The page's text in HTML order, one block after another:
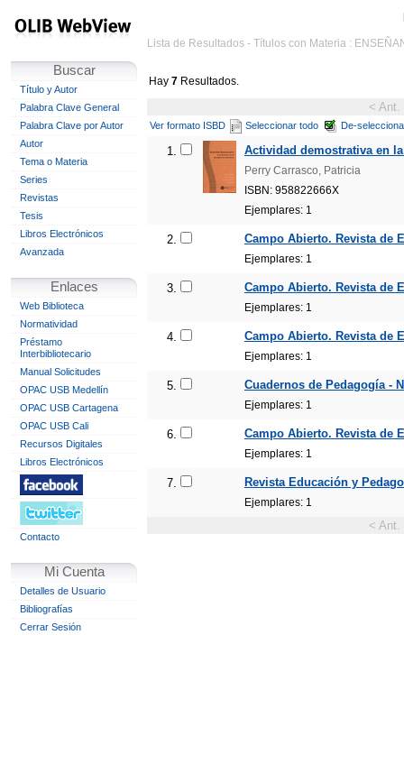
Buscar
Título y Autor
Palabra Clave General
Palabra Clave por Autor
Autor
Tema o Materia
Series
Revistas
Tesis
Libros Electrónicos
Avanzada
Enlaces
Web Biblioteca
Normatividad
Préstamo
Interbibliotecario
Manual Solicitudes
OPAC USB Medellín
OPAC USB Cartagena
OPAC USB Cali
Recursos Digitales
Libros Electrónicos
Contacto
Mi Cuenta
Detalles de Usuario
Bibliografías
Cerrar Sesión
Lista de Resultados - Títulos con Materia :
Hay 7 Resultados.
< Ant.
Ver formato ISBD Seleccionar todo De-
1. Actividad demostrativa en
Perry Carrasco, Patricia
ISBN: 958822666X
Ejemplares: 1
2. Campo Abierto. Revista de
Ejemplares: 1
3. Campo Abierto. Revista de
Ejemplares: 1
4. Campo Abierto. Revista de
Ejemplares: 1
5. Cuadernos de Pedagogía -
Ejemplares: 1
6. Campo Abierto. Revista de
Ejemplares: 1
7. Revista Educación y
Ejemplares: 1
< Ant.